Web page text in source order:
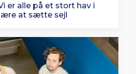
er alle på et stort hav i
at sætte sejl